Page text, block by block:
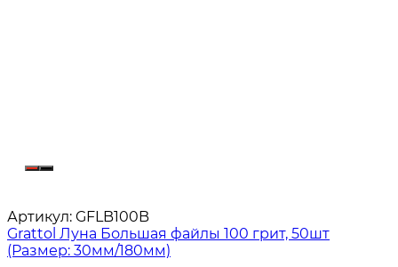
Артикул: GFLB100B
Grattol Луна Большая файлы 100 грит, 50шт
(Размер: 30мм/180мм)